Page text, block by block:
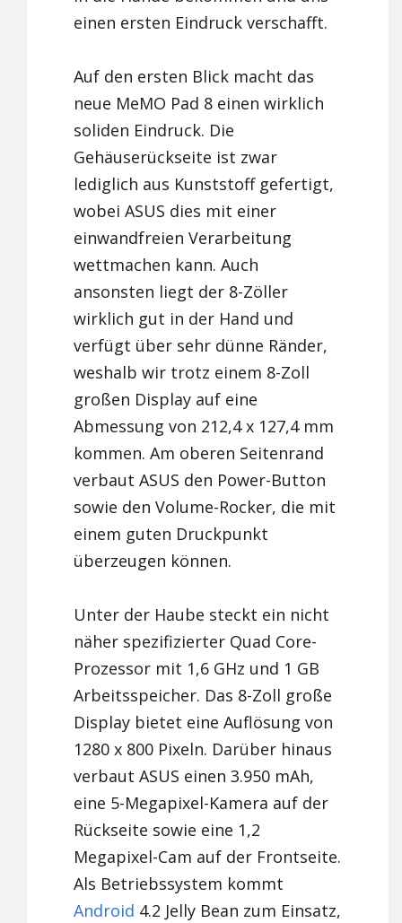
einen ersten Eindruck verschafft.
Auf den ersten Blick macht das
neue MeMO Pad 8 einen wirklich
soliden Eindruck. Die
Gehäuserückseite ist zwar
lediglich aus Kunststoff gefertigt,
wobei ASUS dies mit einer
einwandfreien Verarbeitung
wettmachen kann. Auch
ansonsten liegt der 8-Zöller
wirklich gut in der Hand und
verfügt über sehr dünne Ränder,
weshalb wir trotz einem 8-Zoll
großen Display auf eine
Abmessung von 212,4 x 127,4 mm
kommen. Am oberen Seitenrand
verbaut ASUS den Power-Button
sowie den Volume-Rocker, die mit
einem guten Druckpunkt
überzeugen können.
Unter der Haube steckt ein nicht
näher spezifizierter Quad Core-
Prozessor mit 1,6 GHz und 1 GB
Arbeitsspeicher. Das 8-Zoll große
Display bietet eine Auflösung von
1280 x 800 Pixeln. Darüber hinaus
verbaut ASUS einen 3.950 mAh,
eine 5-Megapixel-Kamera auf der
Rückseite sowie eine 1,2
Megapixel-Cam auf der Frontseite.
Als Betriebssystem kommt
Android 4.2 Jelly Bean zum Einsatz,